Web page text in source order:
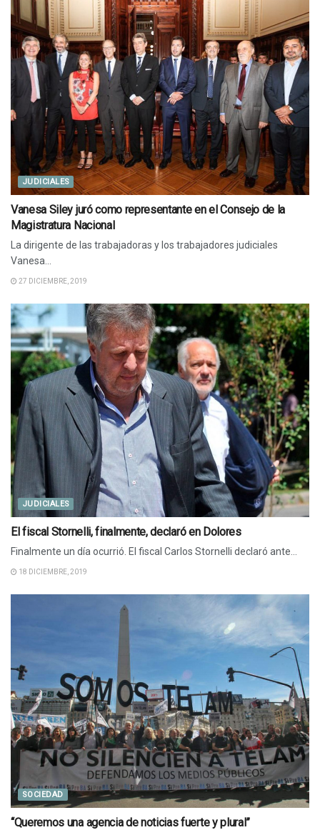
JUDICIALES
Vanesa Siley juró como representante en el Consejo de la
Magistratura Nacional
La dirigente de las trabajadoras y los trabajadores judiciales
Vanesa...
27 DICIEMBRE, 2019
JUDICIALES
El fiscal Stornelli, finalmente, declaró en Dolores
Finalmente un día ocurrió. El fiscal Carlos Stornelli declaró ante...
18 DICIEMBRE, 2019
SOCIEDAD
“Queremos una agencia de noticias fuerte y plural”